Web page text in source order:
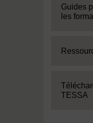
Expand
Guides
les
Expand
Expand
TESSA